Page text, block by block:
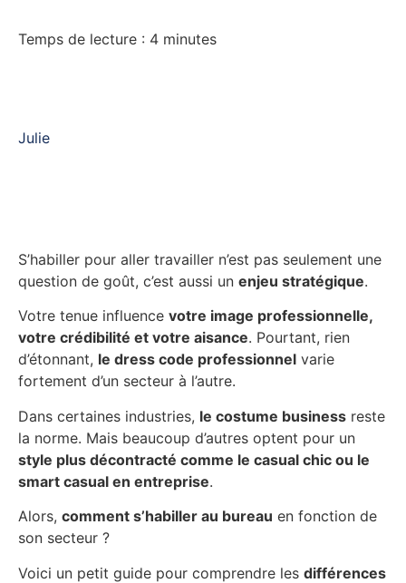
Julie
Temps de lecture : 4 minutes
S’habiller pour aller travailler n’est pas seulement une
question de goût, c’est aussi un enjeu stratégique.
Votre tenue influence votre image professionnelle,
votre crédibilité et votre aisance. Pourtant, rien
d’étonnant, le dress code professionnel varie
fortement d’un secteur à l’autre.
Dans certaines industries, le costume business reste
la norme. Mais beaucoup d’autres optent pour un
style plus décontracté comme le casual chic ou le
smart casual en entreprise.
Alors, comment s’habiller au bureau en fonction de
son secteur ?
Voici un petit guide pour comprendre les différences